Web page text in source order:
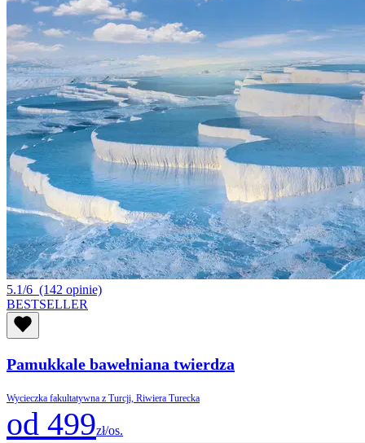
5.1/6 (142 opinie)
BESTSELLER
Pamukkale bawełniana twierdza
Wycieczka fakultatywna z Turcji, Riwiera Turecka
od 499zł/os.